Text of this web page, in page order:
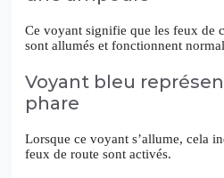
Ce voyant signifie que les feux de
sont allumés et fonctionnent
Voyant bleu
phare
Lorsque ce voyant s’allume, cela
feux de route sont activés.